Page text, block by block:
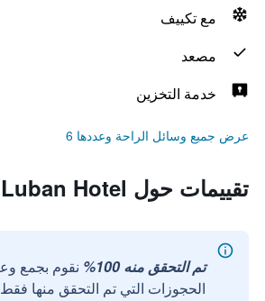
مع تكييف
مصعد
خدمة التخزين
عرض جميع وسائل الراحة وعددها 6
تقييمات حول Luban Hotel
تم التحقق منه 100%
نقوم بجمع
الحجوزات التي تم التحقق منها فقط